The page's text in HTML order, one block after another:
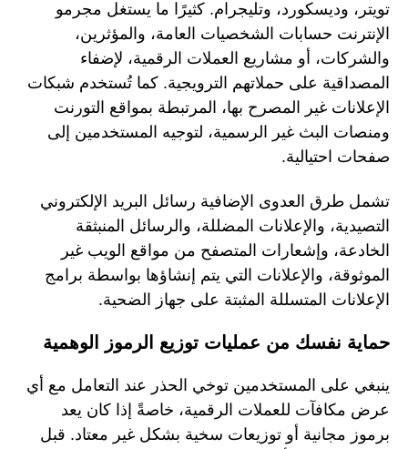
تويتر، وديسكورد، وتليجرام. كثيرًا ما يستغل مجرمو
الإنترنت حسابات الشخصيات العامة، والمؤثرين،
والشركات، أو مشاريع العملات الرقمية، لإضفاء
المصداقية على حملاتهم الترويجية. كما تُستخدم شبكات
الإعلانات غير المصرح بها، المرتبطة بمواقع التورنت
ومنصات البث غير الرسمية، لتوجيه المستخدمين إلى
صفحات احتيالية.
تشمل طرق العدوى الإضافية رسائل البريد الإلكتروني
التصيدية، والإعلانات المضللة، والرسائل المنبثقة
الخادعة، وإشعارات المتصفح من مواقع الويب غير
الموثوقة، والإعلانات التي يتم إنشاؤها بواسطة برامج
الإعلانات المتسللة المثبتة على جهاز الضحية.
حماية نفسك من عمليات توزيع الرموز الوهمية
ينبغي على المستخدمين توخي الحذر عند التعامل مع أي
عرض مكافآت للعملات الرقمية، خاصةً إذا كان يعد
برموز مجانية أو توزيعات سخية بشكل غير معتاد. قبل